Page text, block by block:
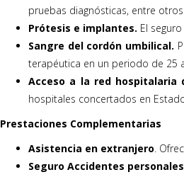
pruebas diagnósticas, entre
Prótesis e implantes. El
Sangre del cordón umbilical.
terapéutica en un periodo de 25
Acceso a la red hospitalaria
hospitales concertados en
Prestaciones Complementarias
Asistencia en extranjero.
Seguro Accidentes personales